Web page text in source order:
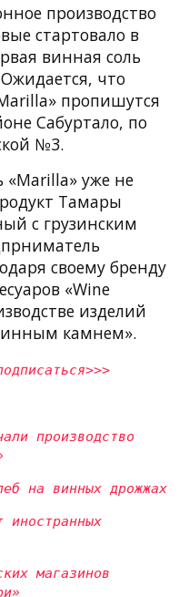
производство
стартовало в
винная соль
Ожидается, что
пропишутся
Сабуртало, по
№3.
«Marilla» уже не
Тамары
с грузинским
своему бренду
«Wine
изделий
камнем».
производство
на винных дрожжах
иностранных
магазинов